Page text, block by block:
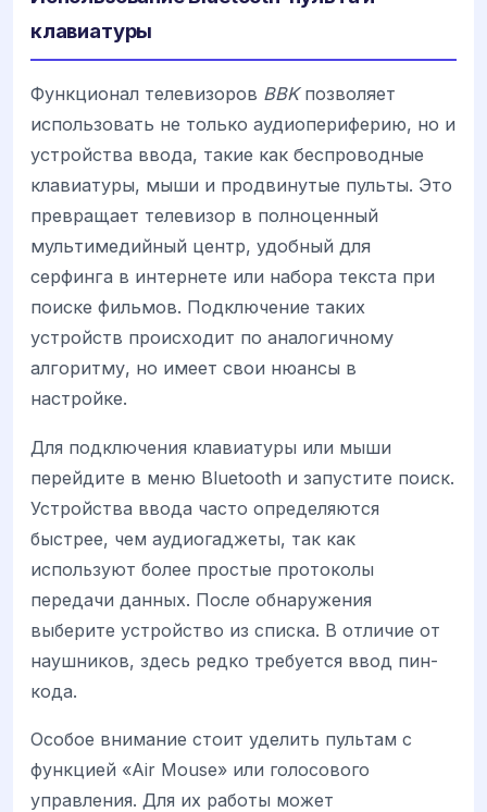
клавиатуры
Функционал телевизоров BBKпозволяет
использовать не только аудиопериферию, но и
устройства ввода, такие как беспроводные
клавиатуры, мыши и продвинутые пульты. Это
превращает телевизор в полноценный
мультимедийный центр, удобный для
серфинга в интернете или набора текста при
поиске фильмов. Подключение таких
устройств происходит по аналогичному
алгоритму, но имеет свои нюансы в
настройке.
Для подключения клавиатуры или мыши
перейдите в меню Bluetooth и запустите поиск.
Устройства ввода часто определяются
быстрее, чем аудиогаджеты, так как
используют более простые протоколы
передачи данных. После обнаружения
выберите устройство из списка. В отличие от
наушников, здесь редко требуется ввод пин-
кода.
Особое внимание стоит уделить пультам с
функцией «Air Mouse» или голосового
управления. Для их работы может